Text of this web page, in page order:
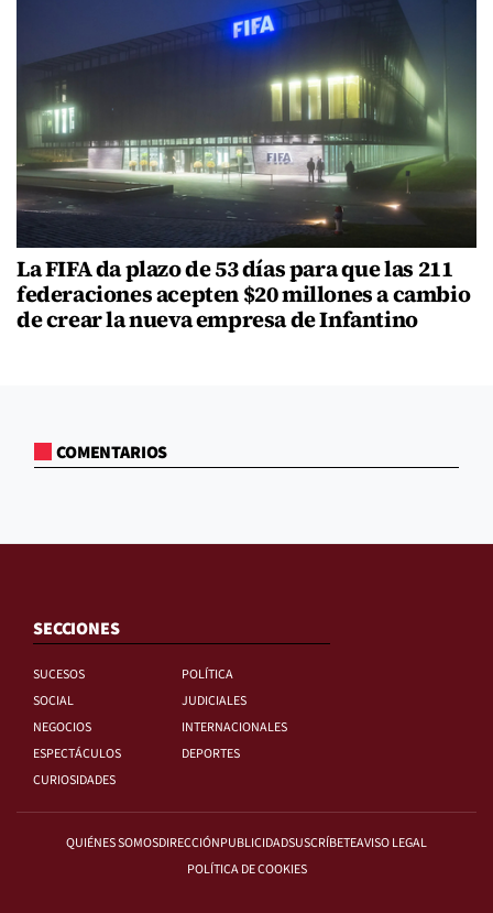
La FIFA da plazo de 53 días para que las 211
federaciones acepten $20 millones a cambio
de crear la nueva empresa de Infantino
COMENTARIOS
SECCIONES
SUCESOS
POLÍTICA
SOCIAL
JUDICIALES
NEGOCIOS
INTERNACIONALES
ESPECTÁCULOS
DEPORTES
CURIOSIDADES
QUIÉNES SOMOSDIRECCIÓNPUBLICIDADSUSCRÍBETEAVISO LEGAL
POLÍTICA DE COOKIES